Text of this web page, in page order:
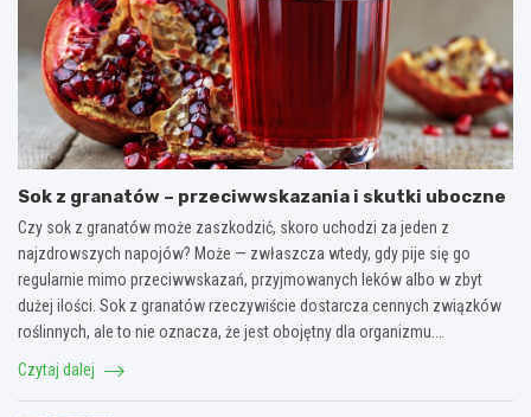
Sok z granatów – przeciwwskazania i skutki uboczne
Czy sok z granatów może zaszkodzić, skoro uchodzi za jeden z
najzdrowszych napojów? Może — zwłaszcza wtedy, gdy pije się go
regularnie mimo przeciwwskazań, przyjmowanych leków albo w zbyt
dużej ilości. Sok z granatów rzeczywiście dostarcza cennych związków
roślinnych, ale to nie oznacza, że jest obojętny dla organizmu.…
Czytaj dalej